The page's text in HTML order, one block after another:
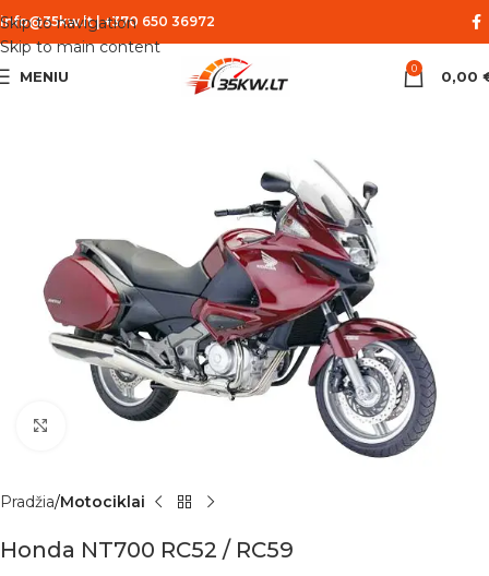
Skip to navigation
Skip to main content
info@35kw.lt|+370 650 36972
MENIU 0 0,00
Spustelėkite norėdami padidinti
Pradžia Motociklai
Honda NT700 RC52 / RC59